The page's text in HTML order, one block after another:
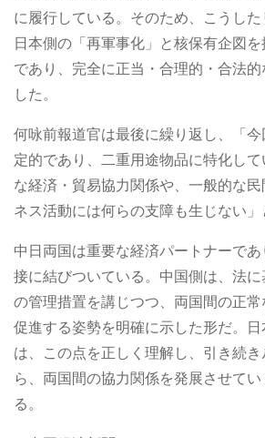
に履行している。そのため、こうした
日本側の「再軍事化」と核保有企図
であり、完全に正当・合理的・合法
した。
何咏前報道官は最後に繰り返し、「
定的であり、二重用途物品に特化し
な経済・貿易協力関係や、一般的な
ネス活動には何らの支障も生じない」
中日両国は重要な経済パートナーで
接に結びついている。中国側は、法
の管理措置を講じつつ、両国間の正常
促進する姿勢を明確に示した形だ。
は、この点を正しく理解し、引き続
ら、両国間の協力関係を発展させて
る。